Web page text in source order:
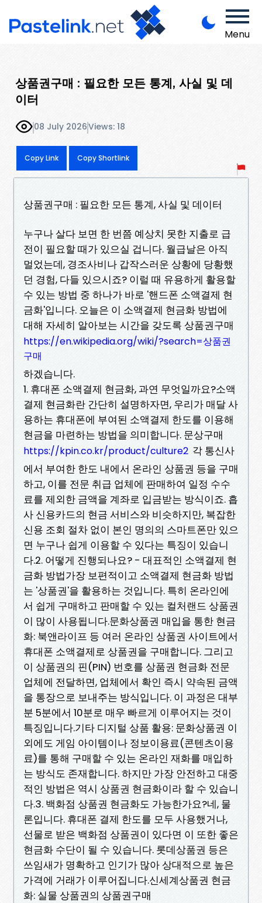
Menu
상품권구매 : 필요한 모든 통계, 사실 및 데
이터
08 July 2026Views: 18
Copy Link Copy Shortlink
상품권구매 : 필요한 모든 통계, 사실 및 데이터
누구나 살다 보면 한 번쯤 예상치 못한 지출로 급
전이 필요할 때가 있으실 겁니다. 월급날은 아직
멀었는데, 경조사비나 갑작스러운 상황에 당황했
던 경험, 다들 있으시죠? 이럴 때 유용하게 활용할
수 있는 방법 중 하나가 바로 '핸드폰 소액결제 현
금화'입니다. 오늘은 이 소액결제 현금화 방법에
대해 자세히 알아보는 시간을 갖도록 상품권구매
https://en.wikipedia.org/wiki/?search=상품권
구매
하겠습니다.
1. 휴대폰 소액결제 현금화, 과연 무엇일까요?소액
결제 현금화란 간단히 설명하자면, 우리가 매달 사
용하는 휴대폰에 부여된 소액결제 한도를 이용해
현금을 마련하는 방법을 의미합니다. 문상구매
https://kpin.co.kr/product/culture2 각 통신사
에서 부여한 한도 내에서 온라인 상품권 등을 구매
하고, 이를 전문 취급 업체에 판매하여 일정 수수
료를 제외한 금액을 계좌로 입금받는 방식이죠. 흡
사 신용카드의 현금 서비스와 비슷하지만, 복잡한
신용 조회 절차 없이 본인 명의의 스마트폰만 있으
면 누구나 쉽게 이용할 수 있다는 특징이 있습니
다.2. 어떻게 진행되나요? - 대표적인 소액결제 현
금화 방법가장 보편적이고 소액결제 현금화 방법
는 '상품권'을 활용하는 것입니다. 특히 온라인에
서 쉽게 구매하고 판매할 수 있는 컬처랜드 상품권
이 많이 사용됩니다.문화상품권 매입을 통한 현금
화: 북앤라이프 등 여러 온라인 상품권 사이트에서
휴대폰 소액결제로 상품권을 구매합니다. 그리고
이 상품권의 핀(PIN) 번호를 상품권 현금화 전문
업체에 전달하면, 업체에서 확인 즉시 약속된 금액
을 통장으로 보내주는 방식입니다. 이 과정은 대부
분 5분에서 10분로 매우 빠르게 이루어지는 것이
특징입니다.기타 디지털 상품 활용: 문화상품권 이
외에도 게임 아이템이나 정보이용료(콘텐츠이용
료)를 통해 구매할 수 있는 온라인 재화를 매입하
는 방식도 존재합니다. 하지만 가장 안전하고 대중
적인 방법은 역시 상품권 현금화이라 할 수 있습니
다.3. 백화점 상품권 현금화도 가능한가요?네, 물
론입니다. 휴대폰 결제 한도를 모두 사용했거나,
선물로 받은 백화점 상품권이 있다면 이 또한 좋은
현금화 수단이 될 수 있습니다. 롯데상품권 등은
쓰임새가 명확하고 인기가 많아 상대적으로 높은
가격에 거래가 이루어집니다.신세계상품권 현금
화: 실물 상품권의 상품권구매